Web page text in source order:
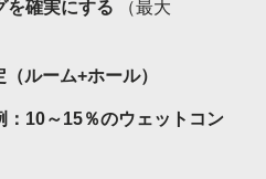
を確実にする （最大
ルーム+ホール）
：10～15％のウェットコン